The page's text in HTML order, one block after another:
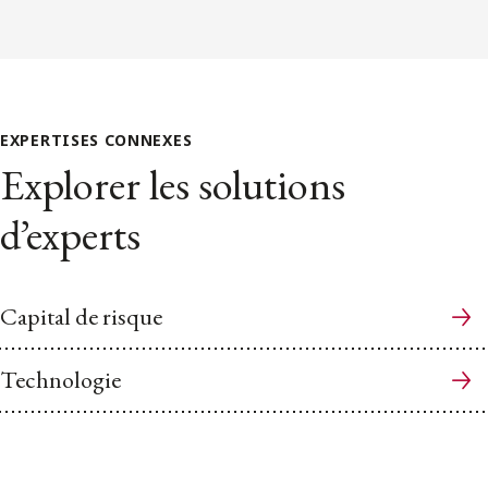
EXPERTISES CONNEXES
Explorer les solutions
d’experts
Capital de risque
Technologie